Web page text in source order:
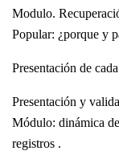
Modulo.
Popular: ¿porque y
Presentación de
Presentación y
Módulo: dinámica
registros .